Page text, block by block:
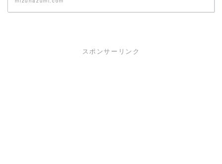
スポンサーリンク